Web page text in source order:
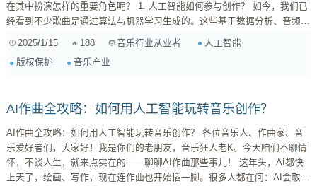
在其中扮演怎样的重要角色呢？ 1. 人工智能如何参与创作？ 如今，我们已
经看到不少歌曲是通过算法与机器学习生成的。这些基于数据分析、音频处
创作者与计算机之间搭建起了桥梁。然而，这也引出了一个重要问题——这
些由AI生成的作品究竟属于谁？ 2. AI带来的挑战与机遇 虽然AI可以帮助我
2025/1/15 188 音乐行业从业者
人工智能
版权保护
音乐产业
AI作曲全攻略：如何用人工智能玩转音乐创作？
AI作曲全攻略：如何用人工智能玩转音乐创作？ 各位音乐人、作曲家、音
乐爱好者们，大家好！我是你们的老朋友，音乐狂人老K。今天咱们不聊情
怀，不谈人生，就来点实在的——聊聊AI作曲那些事儿！ 这年头，AI都快
上天了，绘画、写作，现在连作曲也开始插一脚。很多人都在问：AI会取代